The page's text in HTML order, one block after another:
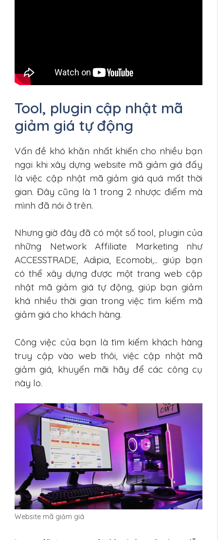
Tool, plugin cập nhật mã
giảm giá tự động
Vấn đề khó khăn nhất khiến cho nhiều bạn
ngại khi xây dựng website mã giảm giá đấy
là việc cập nhật mã giảm giá quá mất thời
gian. Đây cũng là 1 trong 2 nhược điểm mà
mình đã nói ở trên.
Nhưng giờ đây đã có một số tool, plugin của
những Network Affiliate Marketing như
ACCESSTRADE, Adipia, Ecomobi,.. giúp bạn
có thể xây dựng được một trang web cập
nhật mã giảm giá tự động, giúp bạn giảm
khá nhiều thời gian trong việc tìm kiếm mã
giảm giá cho khách hàng.
Công việc của bạn là tìm kiếm khách hàng
truy cập vào web thôi, việc cập nhật mã
giảm giá, khuyến mãi hãy để các công cụ
này lo.
Website mã giảm giá